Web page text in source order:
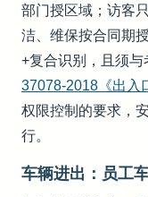
部门授区域；访客
洁、维保按合同期
+复合识别，且须
37078-2018《出入
权限控制的要求，
行。
车辆进出：员工